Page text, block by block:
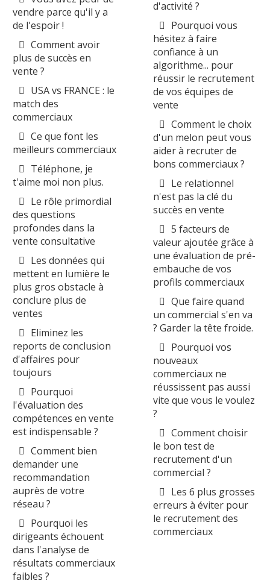
vendre parce qu'il y a
de l'espoir !
Comment avoir
plus de succès en
vente ?
USA vs FRANCE : le
match des
commerciaux
Ce que font les
meilleurs commerciaux
Téléphone, je
t'aime moi non plus.
Le rôle primordial
des questions
profondes dans la
vente consultative
Les données qui
mettent en lumière le
plus gros obstacle à
conclure plus de
ventes
Eliminez les
reports de conclusion
d'affaires pour
toujours
Pourquoi
l'évaluation des
compétences en vente
est indispensable ?
Comment bien
demander une
recommandation
auprès de votre
réseau ?
Pourquoi les
dirigeants échouent
dans l'analyse de
résultats commerciaux
faibles ?
d'activité ?
Pourquoi vous
hésitez à faire
confiance à un
algorithme... pour
réussir le recrutement
de vos équipes de
vente
Comment le choix
d'un melon peut vous
aider à recruter de
bons commerciaux ?
Le relationnel
n'est pas la clé du
succès en vente
5 facteurs de
valeur ajoutée grâce à
une évaluation de pré-
embauche de vos
profils commerciaux
Que faire quand
un commercial s'en va
? Garder la tête froide.
Pourquoi vos
nouveaux
commerciaux ne
réussissent pas aussi
vite que vous le voulez
?
Comment choisir
le bon test de
recrutement d'un
commercial ?
Les 6 plus grosses
erreurs à éviter pour
le recrutement des
commerciaux